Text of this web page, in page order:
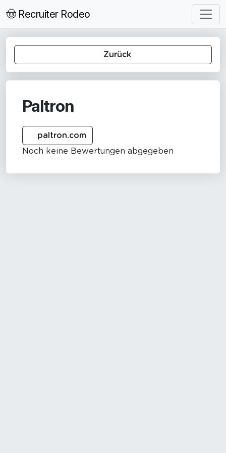
🤠 Recruiter Rodeo
Zurück
Paltron
paltron.com
Noch keine Bewertungen abgegeben